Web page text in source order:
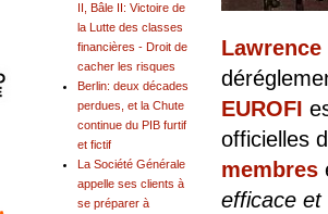
EUROFI
officielles
membres
efficace et
II, Bâle II: Victoire de
la Lutte des classes
financières - Droit de
cacher les risques
Berlin: deux décades
perdues, et la Chute
continue du PIB furtif
et fictif
La Société Générale
appelle ses clients à
se préparer à